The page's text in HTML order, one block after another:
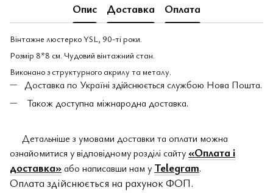
Опис Доставка Оплата
Вінтажне люстерко YSL, 90-ті роки.
Розмір 8*8 см. Чудовий вінтажний стан.
Виконано з структурного акрилу та металу.
Доставка по Україні здійснюється службою Нова Пошта.
Також доступна міжнародна доставка.
Детальніше з умовами доставки та оплати можна
ознайомитися у відповідному розділі сайту«Оплата і
доставка»або написавши нам у Telegram.
Оплата здійснюється на рахунок ФОП.